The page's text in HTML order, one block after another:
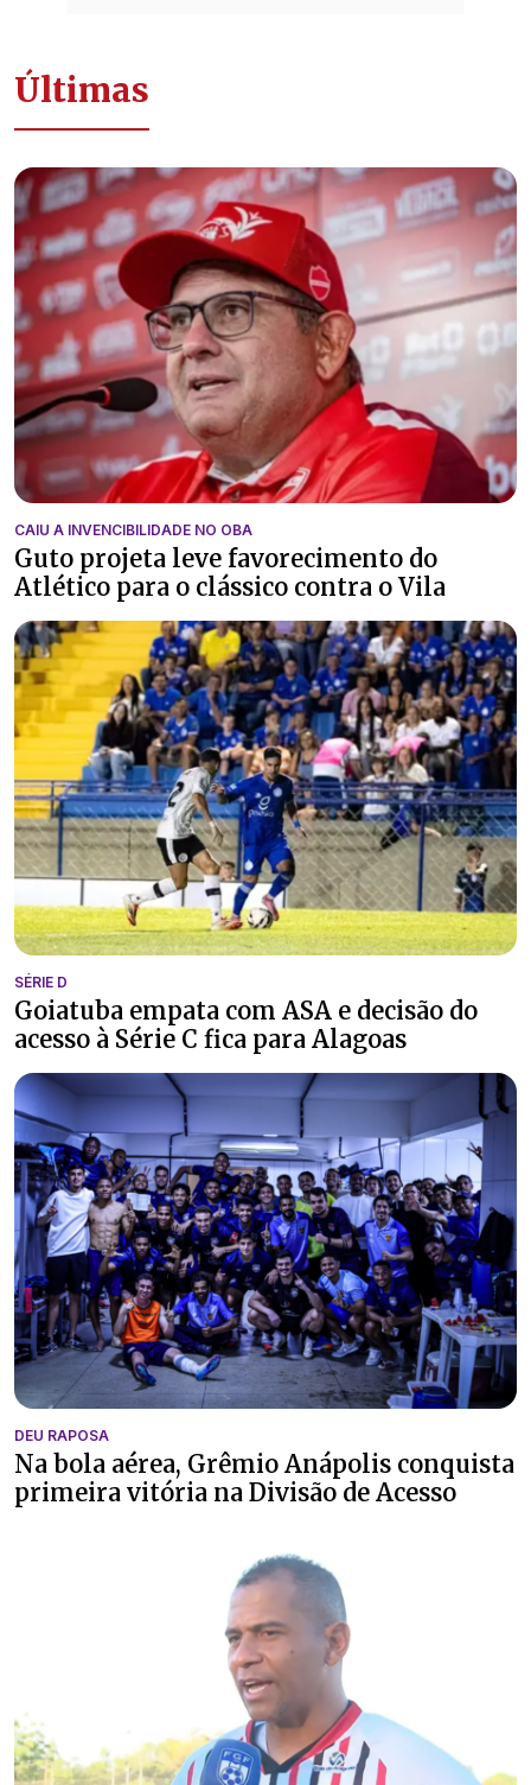
Últimas
CAIU A INVENCIBILIDADE NO OBA
Guto projeta leve favorecimento do
Atlético para o clássico contra o Vila
SÉRIE D
Goiatuba empata com ASA e decisão do
acesso à Série C fica para Alagoas
DEU RAPOSA
Na bola aérea, Grêmio Anápolis conquista
primeira vitória na Divisão de Acesso